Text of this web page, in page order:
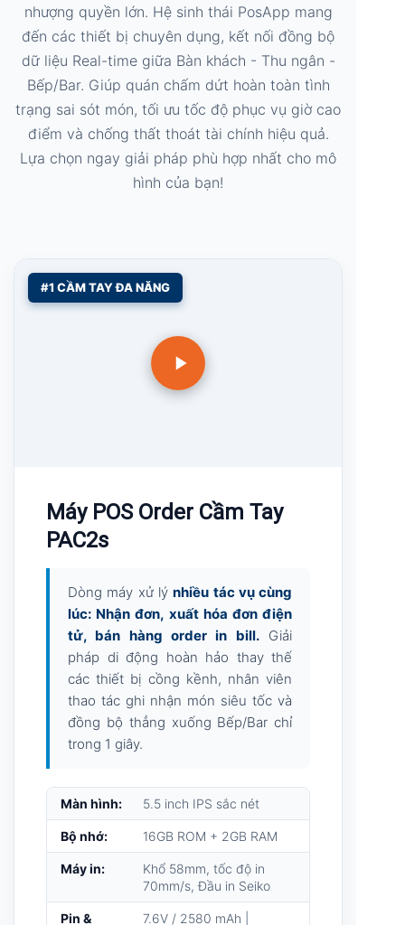
nhượng quyền lớn. Hệ sinh thái PosApp mang
đến các thiết bị chuyên dụng, kết nối đồng bộ
dữ liệu Real-time giữa Bàn khách - Thu ngân -
Bếp/Bar. Giúp quán chấm dứt hoàn toàn tình
trạng sai sót món, tối ưu tốc độ phục vụ giờ cao
điểm và chống thất thoát tài chính hiệu quả.
Lựa chọn ngay giải pháp phù hợp nhất cho mô
hình của bạn!
#1 CẦM TAY ĐA NĂNG
Máy POS Order Cầm Tay
PAC2s
Dòng máy xử lý
nhiều tác vụ cùng
lúc: Nhận đơn, xuất hóa đơn điện
tử, bán hàng order in bill.
các thiết bị cồng kềnh, nhân viên
thao tác ghi nhận món siêu tốc và
đồng bộ thẳng xuống Bếp/Bar chỉ
trong 1 giây.